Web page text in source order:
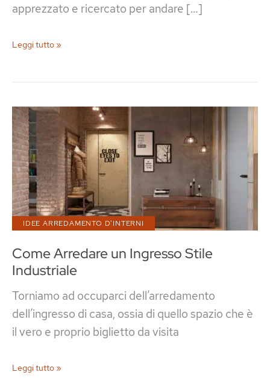
apprezzato e ricercato per andare […]
Tavolo
industriale:
modelli
per
ogni
esigenza
Leggi tutto »
Come Arredare un Ingresso Stile
Industriale
IDEE ARREDAMENTO D'INTERNI
Torniamo ad occuparci dell’arredamento
dell’ingresso di casa, ossia di quello spazio che è
il vero e proprio biglietto da visita
Come
Leggi tutto »